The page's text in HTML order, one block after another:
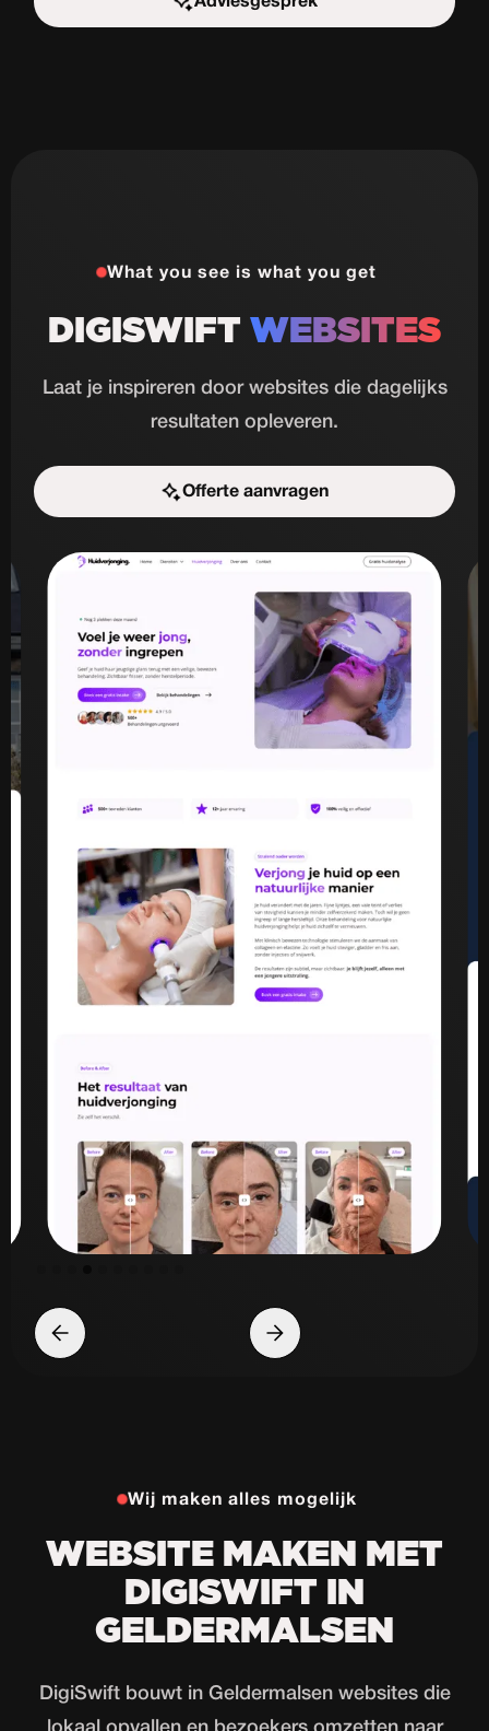
Start de uitdaging
What you see is what you get
DIGISWIFT WEBSITES
Laat je inspireren door websites die dagelijks
resultaten opleveren.
Offerte aanvragen
Start de uitdaging
Wij maken alles mogelijk
WEBSITE MAKEN MET
DIGISWIFT IN
GELDERMALSEN
DigiSwift bouwt in Geldermalsen websites die